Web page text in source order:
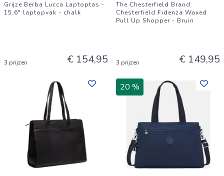
Grijze Berba Lucca Laptoptas -
15.6" laptopvak - chalk
3 prijzen € 154,95
The Chesterfield Brand
Chesterfield Fidenza Waxed
Pull Up Shopper - Bruin
3 prijzen € 149,95
20 %